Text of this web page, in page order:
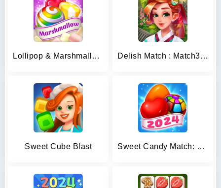
Lollipop & Marshmallow Match3 Delish Match : Match3 & Design
Sweet Cube Blast Sweet Candy Match: Puzzle Game